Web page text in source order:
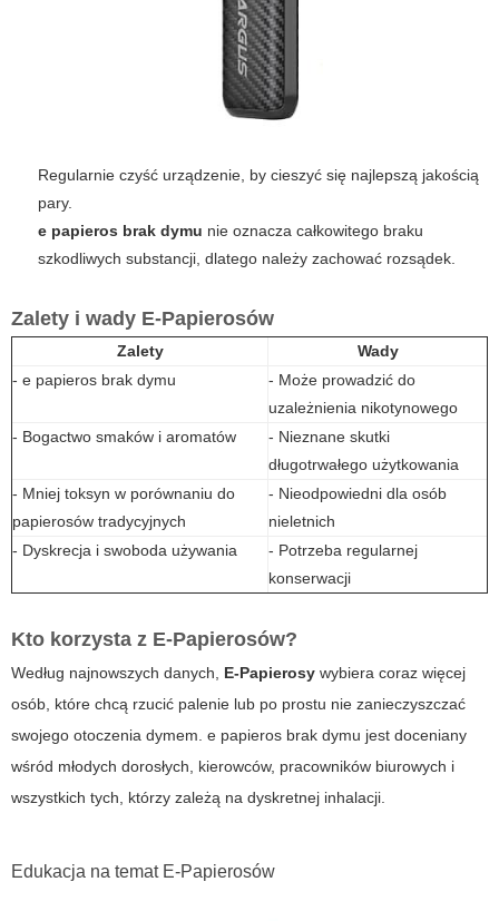
Regularnie czyść urządzenie, by cieszyć się najlepszą jakością
pary.
e papieros brak dymu nie oznacza całkowitego braku
szkodliwych substancji, dlatego należy zachować rozsądek.
Zalety i wady E-Papierosów
Zalety
Wady
- e papieros brak dymu
- Może prowadzić do
uzależnienia nikotynowego
- Bogactwo smaków i aromatów
- Nieznane skutki
długotrwałego użytkowania
- Mniej toksyn w porównaniu do
papierosów tradycyjnych
- Nieodpowiedni dla osób
nieletnich
- Dyskrecja i swoboda używania
- Potrzeba regularnej
konserwacji
Kto korzysta z E-Papierosów?
Według najnowszych danych, E-Papierosy wybiera coraz więcej
osób, które chcą rzucić palenie lub po prostu nie zanieczyszczać
swojego otoczenia dymem. e papieros brak dymu jest doceniany
wśród młodych dorosłych, kierowców, pracowników biurowych i
wszystkich tych, którzy zależą na dyskretnej inhalacji.
Edukacja na temat E-Papierosów